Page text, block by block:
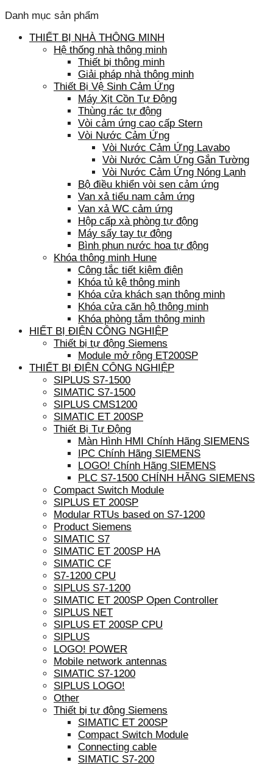
Danh mục sản phẩm
THIẾT BỊ NHÀ THÔNG MINH
Hệ thống nhà thông minh
Thiết bị thông minh
Giải pháp nhà thông minh
Thiết Bị Vệ Sinh Cảm Ứng
Máy Xịt Cồn Tự Động
Thùng rác tự động
Vòi cảm ứng cao cấp Stern
Vòi Nước Cảm Ứng
Vòi Nước Cảm Ứng Lavabo
Vòi Nước Cảm Ứng Gắn Tường
Vòi Nước Cảm Ứng Nóng Lạnh
Bộ điều khiển vòi sen cảm ứng
Van xả tiểu nam cảm ứng
Van xả WC cảm ứng
Hộp cấp xà phòng tự động
Máy sấy tay tự động
Bình phun nước hoa tự động
Khóa thông minh Hune
Công tắc tiết kiệm điện
Khóa tủ kệ thông minh
Khóa cửa khách sạn thông minh
Khóa cửa căn hộ thông minh
Khóa phòng tắm thông minh
HIẾT BỊ ĐIỆN CÔNG NGHIỆP
Thiết bị tự động Siemens
Module mở rộng ET200SP
THIẾT BỊ ĐIỆN CÔNG NGHIỆP
SIPLUS S7-1500
SIMATIC S7-1500
SIPLUS CMS1200
SIMATIC ET 200SP
Thiết Bị Tự Động
Màn Hình HMI Chính Hãng SIEMENS
IPC Chính Hãng SIEMENS
LOGO! Chính Hãng SIEMENS
PLC S7-1500 CHÍNH HÃNG SIEMENS
Compact Switch Module
SIPLUS ET 200SP
Modular RTUs based on S7-1200
Product Siemens
SIMATIC S7
SIMATIC ET 200SP HA
SIMATIC CF
S7-1200 CPU
SIPLUS S7-1200
SIMATIC ET 200SP Open Controller
SIPLUS NET
SIPLUS ET 200SP CPU
SIPLUS
LOGO! POWER
Mobile network antennas
SIMATIC S7-1200
SIPLUS LOGO!
Other
Thiết bị tự động Siemens
SIMATIC ET 200SP
Compact Switch Module
Connecting cable
SIMATIC S7-200